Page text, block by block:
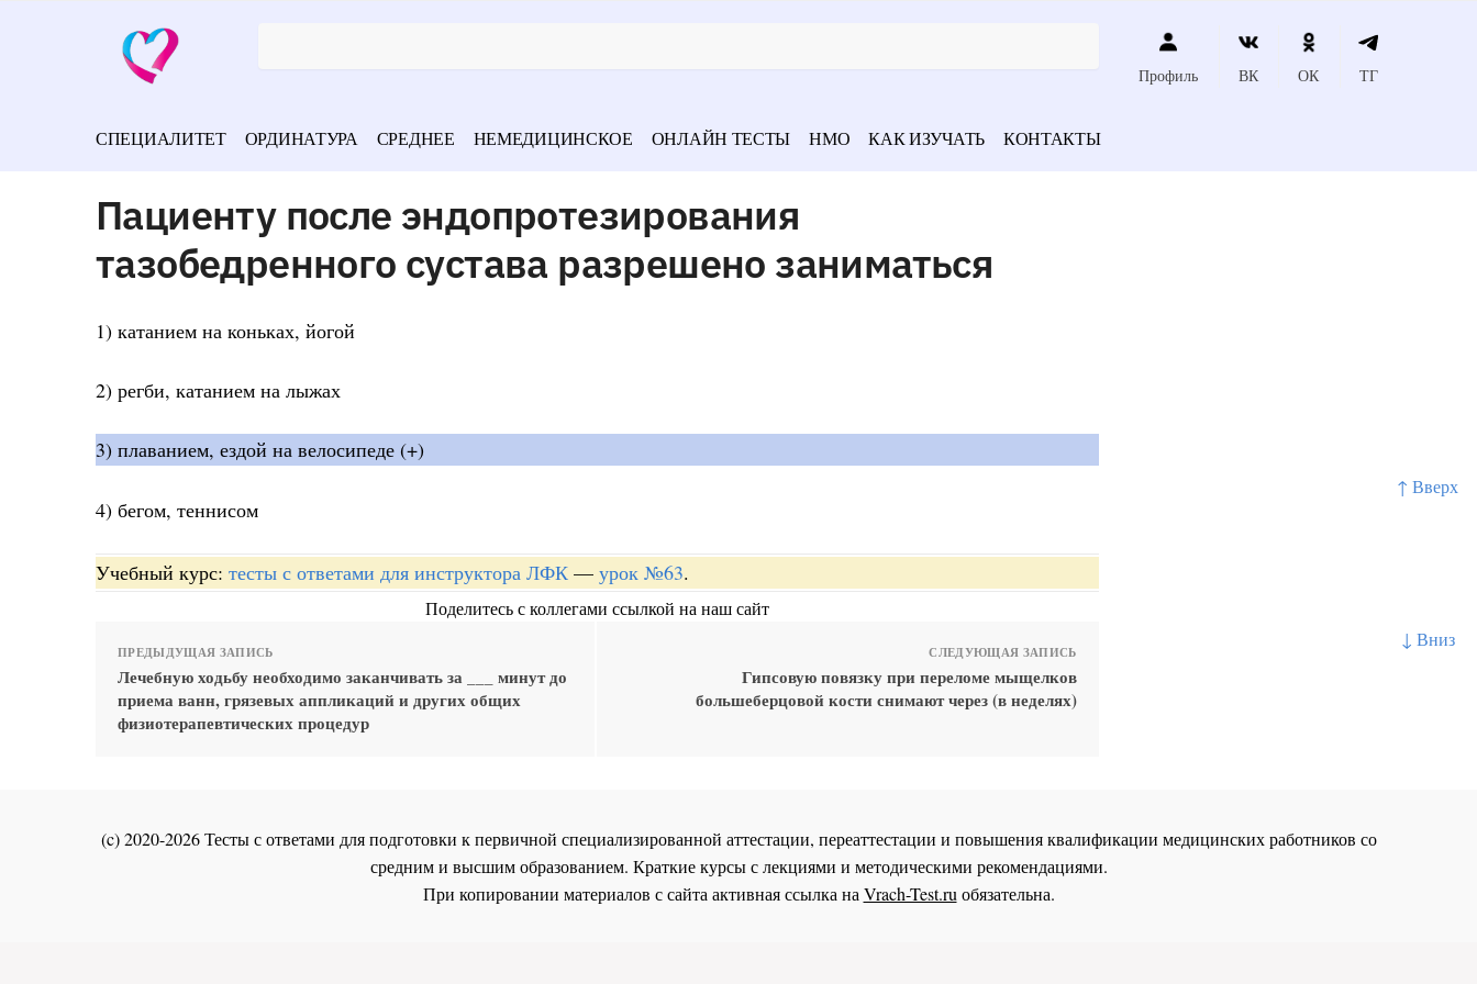
↑ Вверх
↓ Вниз
Профиль ВК ОК ТГ
СПЕЦИАЛИТЕТ ОРДИНАТУРА СРЕДНЕЕ НЕМЕДИЦИНСКОЕ ОНЛАЙН ТЕСТЫ НМО КАК ИЗУЧАТЬ КОНТАКТЫ
Пациенту после эндопротезирования
тазобедренного сустава разрешено заниматься
1) катанием на коньках, йогой
2) регби, катанием на лыжах
3) плаванием, ездой на велосипеде (+)
4) бегом, теннисом
Учебный курс: тесты с ответами для инструктора ЛФК — урок №63.
Поделитесь с коллегами ссылкой на наш сайт
ПРЕДЫДУЩАЯ ЗАПИСЬ
Лечебную ходьбу необходимо заканчивать за ___ минут до
приема ванн, грязевых аппликаций и других общих
физиотерапевтических процедур
СЛЕДУЮЩАЯ ЗАПИСЬ
Гипсовую повязку при переломе мыщелков
большеберцовой кости снимают через (в неделях)
(c) 2020-2026 Тесты с ответами для подготовки к первичной специализированной аттестации, переаттестации и повышения квалификации медицинских работников со
средним и высшим образованием. Краткие курсы с лекциями и методическими рекомендациями.
При копировании материалов с сайта активная ссылка наVrach-Test.ruобязательна.